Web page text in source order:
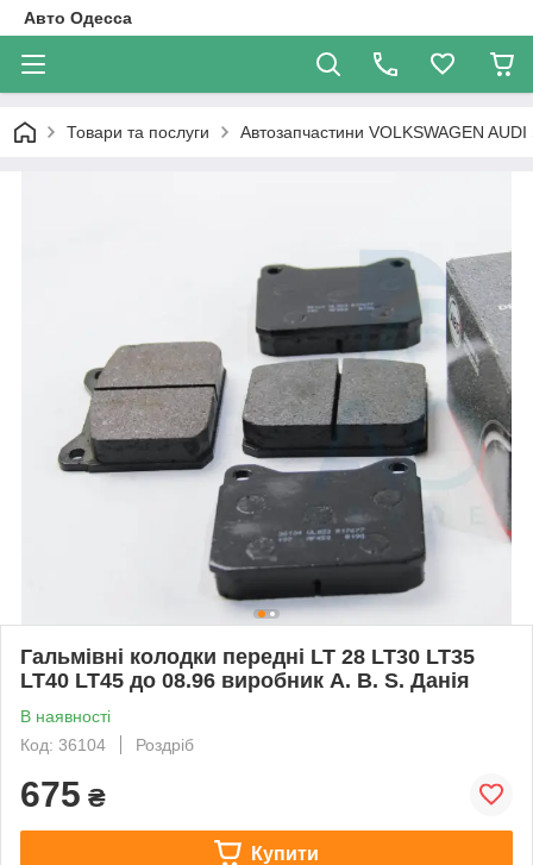
Авто Одесса
Товари та послуги Автозапчастини VOLKSWAGEN AUDI
Гальмівні колодки передні LT 28 LT30 LT35
LT40 LT45 до 08.96 виробник A. B. S. Данія
В наявності
Код: 36104
Роздріб
675 ₴
Купити